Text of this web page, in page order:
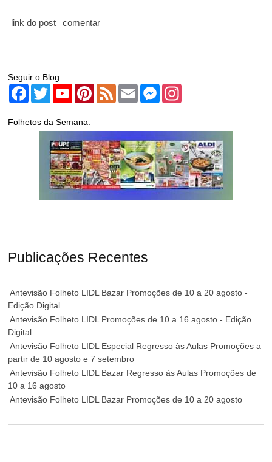
link do post comentar
Seguir o Blog:
Facebook
TwitterYouTubePinterest
Feed Email Messenger
Folhetos da Semana:
Publicações Recentes
Antevisão Folheto LIDL Bazar Promoções de 10 a 20 agosto -
Edição Digital
Antevisão Folheto LIDL Promoções de 10 a 16 agosto - Edição
Digital
Antevisão Folheto LIDL Especial Regresso às Aulas Promoções a
partir de 10 agosto e 7 setembro
Antevisão Folheto LIDL Bazar Regresso às Aulas Promoções de
10 a 16 agosto
Antevisão Folheto LIDL Bazar Promoções de 10 a 20 agosto